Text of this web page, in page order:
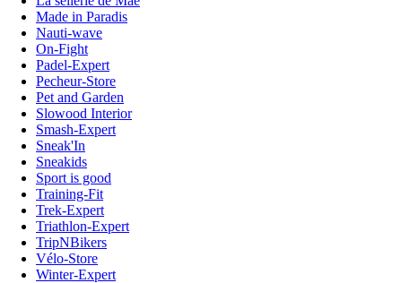
Made in Paradis
Nauti-wave
On-Fight
Padel-Expert
Pecheur-Store
Pet and Garden
Slowood Interior
Smash-Expert
Sneak'In
Sneakids
Sport is good
Training-Fit
Trek-Expert
Triathlon-Expert
TripNBikers
Vélo-Store
Winter-Expert